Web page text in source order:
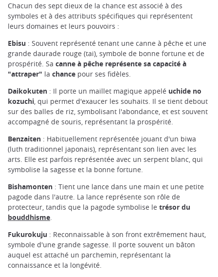
Chacun des sept dieux de la chance est associé à des
symboles et à des attributs spécifiques qui représentent
leurs domaines et leurs pouvoirs :
Ebisu : Souvent représenté tenant une canne à pêche et une
grande daurade rouge (tai), symbole de bonne fortune et de
prospérité. Sa canne à pêche représente sa capacité à
"attraper" la chance pour ses fidèles.
Daikokuten : Il porte un maillet magique appelé uchide no
kozuchi, qui permet d'exaucer les souhaits. Il se tient debout
sur des balles de riz, symbolisant l'abondance, et est souvent
accompagné de souris, représentant la prospérité.
Benzaiten : Habituellement représentée jouant d'un biwa
(luth traditionnel japonais), représentant son lien avec les
arts. Elle est parfois représentée avec un serpent blanc, qui
symbolise la sagesse et la bonne fortune.
Bishamonten : Tient une lance dans une main et une petite
pagode dans l'autre. La lance représente son rôle de
protecteur, tandis que la pagode symbolise le trésor du
bouddhisme.
Fukurokuju : Reconnaissable à son front extrêmement haut,
symbole d'une grande sagesse. Il porte souvent un bâton
auquel est attaché un parchemin, représentant la
connaissance et la longévité.